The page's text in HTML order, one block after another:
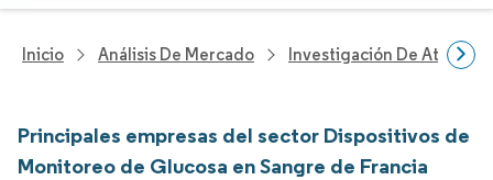
Inicio Análisis De Mercado Investigación De
Principales empresas del sector Dispositivos de
Monitoreo de Glucosa en Sangre de Francia